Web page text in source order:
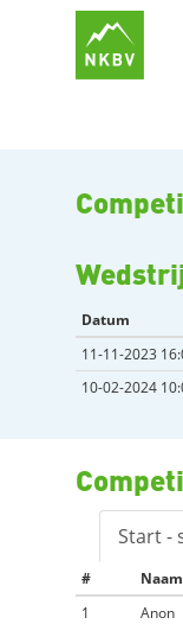
Datum
11-11-2023
10-02-2024
Start -
# Naam
1
Anon